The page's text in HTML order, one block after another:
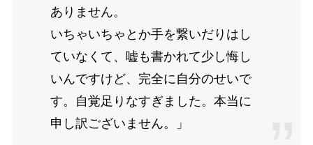
ありません。
いちゃいちゃとか手を繋いだりはし
ていなくて、嘘も書かれて少し悔し
いんですけど、完全に自分のせいで
す。自覚足りなすぎました。本当に
申し訳ございません。」